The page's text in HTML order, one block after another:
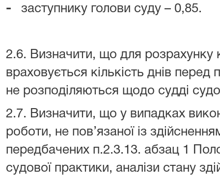
- заступнику голови суду – 0,85.
2.6. Визначити, що для розрахунку
враховується кількість днів перед
не розподіляються щодо судді
2.7. Визначити, що у випадках
роботи, не пов’язаної із
передбачених п.2.3.13. абзац 1
судової практики, аналізи стану